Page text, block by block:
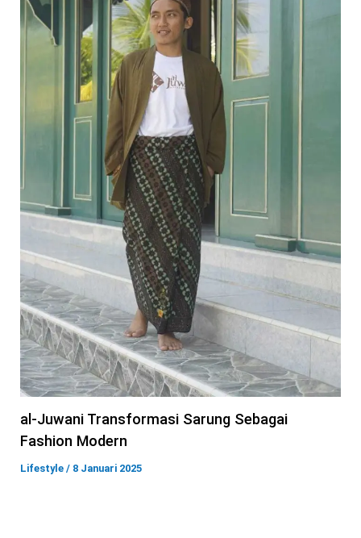
al-Juwani Transformasi Sarung Sebagai
Fashion Modern
Lifestyle / 8 Januari 2025